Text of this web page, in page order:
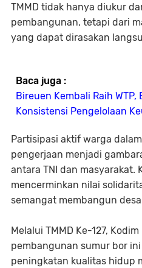
TMMD tidak hanya diukur
pembangunan, tetapi dari
yang dapat dirasakan
Baca juga :
Bireuen Kembali Raih WTP,
Konsistensi Pengelolaan
Partisipasi aktif warga
pengerjaan menjadi
antara TNI dan masyarakat.
mencerminkan nilai
semangat membangun
Melalui TMMD Ke-127,
pembangunan sumur bor
peningkatan kualitas hidup